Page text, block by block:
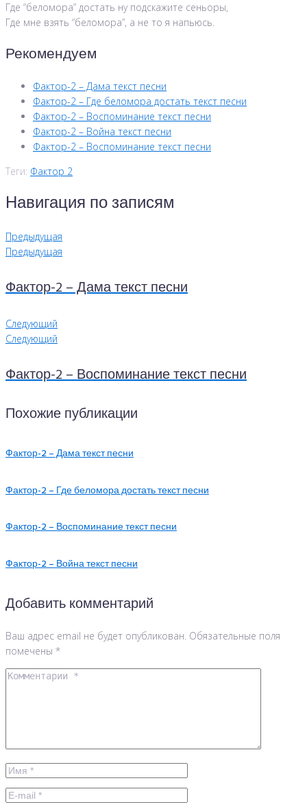
Где “беломора” достать ну подскажите сеньоры,
Где мне взять “беломора”, а не то я напьюсь.
Рекомендуем
Фактор-2 – Дама текст песни
Фактор-2 – Где беломора достать текст песни
Фактор-2 – Воспоминание текст песни
Фактор-2 – Война текст песни
Фактор-2 – Воспоминание текст песни
Теги: Фактор 2
Навигация по записям
Предыдущая
Предыдущая
Фактор-2 – Дама текст песни
Следующий
Следующий
Фактор-2 – Воспоминание текст песни
Похожие публикации
Фактор-2 – Дама текст песни
Фактор-2 – Где беломора достать текст песни
Фактор-2 – Воспоминание текст песни
Фактор-2 – Война текст песни
Добавить комментарий
Ваш адрес email не будет опубликован. Обязательные поля
помечены *